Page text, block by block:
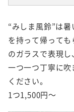
“みしま風鈴”は
を持って帰って
のガラスで表現
一つ一つ丁寧に
ください。
1つ1,500円～